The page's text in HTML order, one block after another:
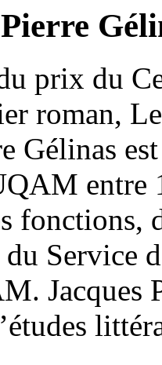
prix du
roman,
Gélinas
entre
fonctions,
du Service
Jacques